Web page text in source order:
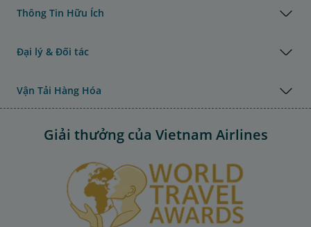
Thông Tin Hữu Ích
Đại lý & Đối tác
Vận Tải Hàng Hóa
Giải thưởng của Vietnam Airlines